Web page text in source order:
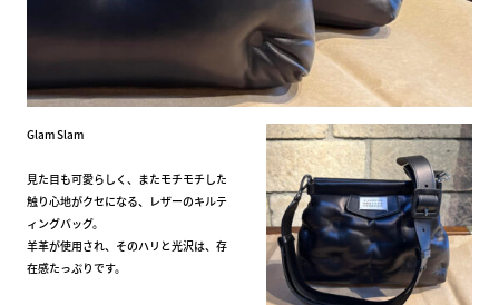
Glam Slam
見た目も可愛らしく、またモチモチした
触り心地がクセになる、レザーのキルテ
ィングバッグ。
羊革が使用され、そのハリと光沢は、存
在感たっぷりです。